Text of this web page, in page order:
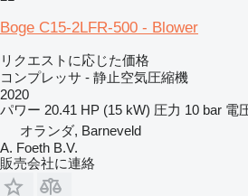
Boge C15-2LFR-500 - Blower
リクエストに応じた価格
コンプレッサ - 静止空気圧縮機
2020
パワー 20.41 HP (15 kW) 圧力 10 bar 電
オランダ, Barneveld
A. Foeth B.V.
販売会社に連絡